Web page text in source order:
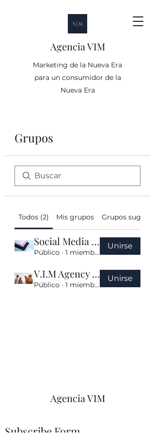
Agencia VIM
Marketing de la Nueva Era
para un consumidor de la
Nueva Era
Grupos
Todos (2) Mis grupos Grupos
Social Media Forum
Público · 1 miembro
Unirse
V.I.M Agency Group
Público · 1 miembro
Unirse
Agencia VIM
Subscribe Form